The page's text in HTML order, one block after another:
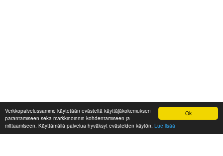
Ok
Verkkopalvelussamme käytetään evästeitä käyttäjäkokemuksen
parantamiseen sekä markkinoinnin kohdentamiseen ja
mittaamiseen. Käyttämällä palvelua hyväksyt evästeiden käytön. Lue lisää